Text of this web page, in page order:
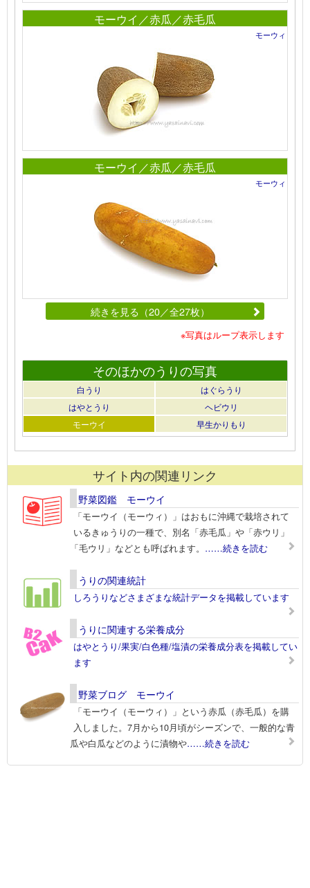
モーウイ／赤瓜／赤毛瓜
モーウィ
モーウイ／赤瓜／赤毛瓜
モーウィ
続きを見る（20／全27枚）
※写真はループ表示します
そのほかのうりの写真
白うり
はぐらうり
はやとうり
ヘビウリ
モーウイ
早生かりもり
サイト内の関連リンク
野菜図鑑 モーウイ
「モーウイ（モーウィ）」はおもに沖縄で栽培されて
いるきゅうりの一種で、別名「赤毛瓜」や「赤ウリ」
「毛ウリ」などとも呼ばれます。 ……続きを読む
うりの関連統計
しろうりなどさまざまな統計データを掲載しています
うりに関連する栄養成分
はやとうり/果実/白色種/塩漬の栄養成分表を掲載してい
ます
野菜ブログ モーウイ
「モーウイ（モーウィ）」という赤瓜（赤毛瓜）を購
入しました。7月から10月頃がシーズンで、一般的な青
瓜や白瓜などのように漬物や……続きを読む